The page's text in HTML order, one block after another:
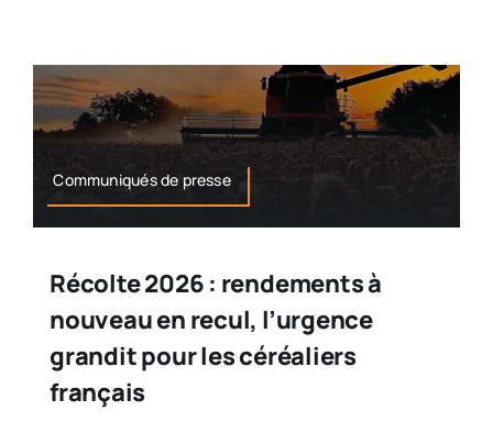
Communiqués de presse
Récolte 2026 : rendements à
nouveau en recul, l’urgence
grandit pour les céréaliers
français